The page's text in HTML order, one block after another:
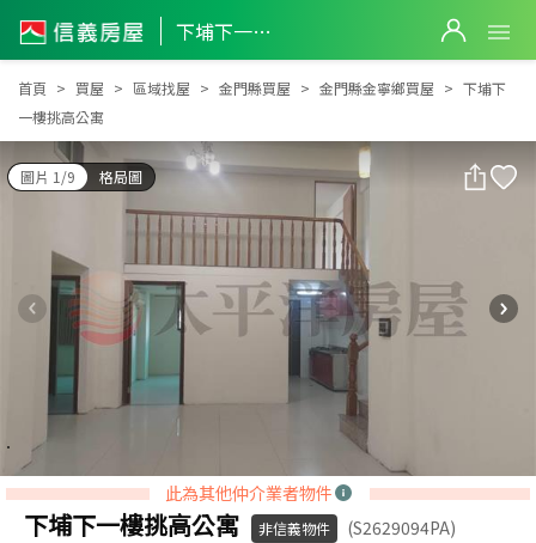
下埔下一樓挑高公寓
下埔下一樓挑高公寓
首頁 買屋 區域找屋 金門縣買屋 金門縣金寧鄉買屋
下埔下
一樓挑高公寓
圖片 1/9 格局圖
此為其他仲介業者物件
下埔下一樓挑高公寓 非信義物件
(S2629094PA)